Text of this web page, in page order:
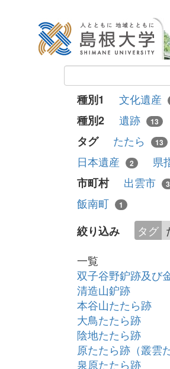
種別1 文化遺産
種別2 遺跡 13
タグ たたら 13
日本遺産 2 県
市町村 出雲市 3
飯南町
1
絞り込み タグ
一覧
双子谷野鈩跡及び
清造山鈩跡
本谷山たたら跡
大鳥たたら跡
陰地たたら跡
原たたら跡（叢雲
泉原たたら跡